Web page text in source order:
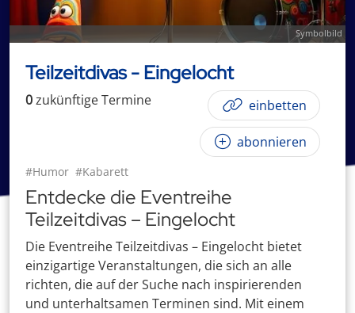
Symbolbild
Teilzeitdivas - Eingelocht
0zukünftigeTermine einbetten
abonnieren
#Humor #Kabarett
Entdecke die Eventreihe
Teilzeitdivas – Eingelocht
Die Eventreihe Teilzeitdivas – Eingelocht bietet
einzigartige Veranstaltungen, die sich an alle
richten, die auf der Suche nach inspirierenden
und unterhaltsamen Terminen sind. Mit einem